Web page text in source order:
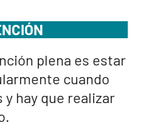
plena es estar
cuando
hay que realizar